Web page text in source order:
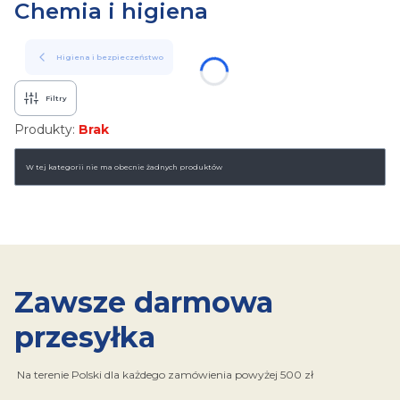
Chemia i higiena
Higiena i bezpieczeństwo
Filtry
Produkty: Brak
Lista produktów
W tej kategorii nie ma obecnie żadnych produktów
Zawsze darmowa
przesyłka
Na terenie Polski dla każdego zamówienia powyżej 500 zł